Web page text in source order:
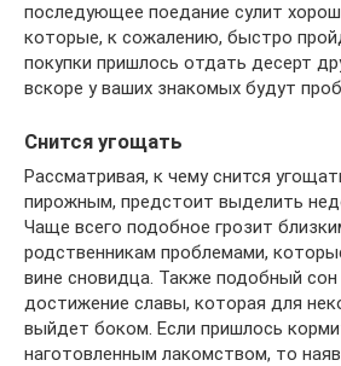
последующее поедание сулит
которые, к сожалению, быстро
покупки пришлось отдать десерт
вскоре у ваших знакомых будут
Снится угощать
Рассматривая, к чему снится
пирожным, предстоит выделить
Чаще всего подобное грозит
родственникам проблемами,
вине сновидца. Также подобный
достижение славы, которая для
выйдет боком. Если пришлось
наготовленным лакомством, то